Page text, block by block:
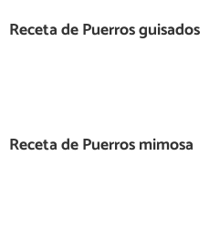
Receta de Puerros guisados
Receta de Puerros mimosa